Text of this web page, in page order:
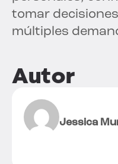
tomar
múltiples
Autor
Jessica